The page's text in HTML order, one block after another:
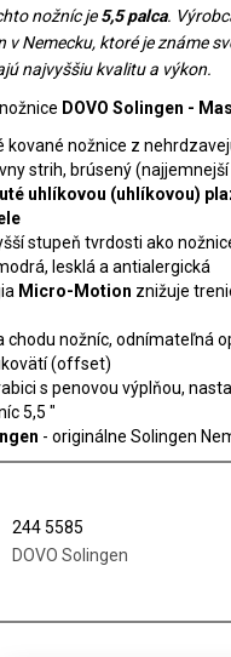
nožníc je5,5 palca.
v Nemecku, ktoré je známe
najvyššiu kvalitu a výkon.
DOVO Solingen -
kované nožnice z
strih, brúsený
uhlíkovou (uhlíkovou)
stupeň tvrdosti ako
lesklá a antialergická
Micro-Motion znižuje
chodu nožníc, odnímateľná
(offset)
s penovou výplňou,
5,5 "
- originálne Solingen
244 5585
DOVO Solingen